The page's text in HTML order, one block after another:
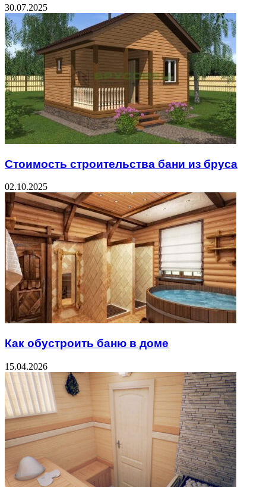
30.07.2025
Стоимость строительства бани из бруса
02.10.2025
Как обустроить баню в доме
15.04.2026